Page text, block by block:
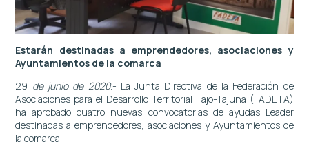
Estarán destinadas a emprendedores, asociaciones y
Ayuntamientos de la comarca
29 de junio de 2020.- La Junta Directiva de la Federación de
Asociaciones para el Desarrollo Territorial Tajo-Tajuña (FADETA)
ha aprobado cuatro nuevas convocatorias de ayudas Leader
destinadas a emprendedores, asociaciones y Ayuntamientos de
la comarca.